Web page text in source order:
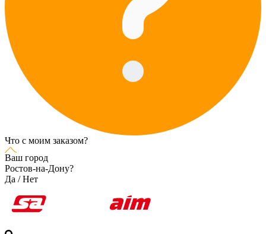
Что с моим заказом?
Ваш город
Ростов-на-Дону?
Да /Нет